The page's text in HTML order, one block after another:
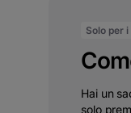
Solo per
Hai un
solo